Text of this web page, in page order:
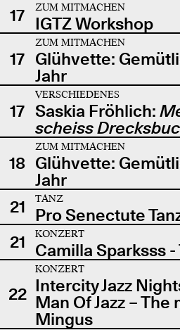
17
ZUM MITMACHEN
IGTZ Workshop
17
ZUM MITMACHEN
Glühvette:
Jahr
17
VERSCHIEDENES
Saskia Fröhlich:
scheiss
18
ZUM MITMACHEN
Glühvette:
Jahr
21
TANZ
Pro Senectute
21
KONZERT
Camilla Sparksss -
22
KONZERT
Intercity Jazz
Man Of Jazz –
Mingus